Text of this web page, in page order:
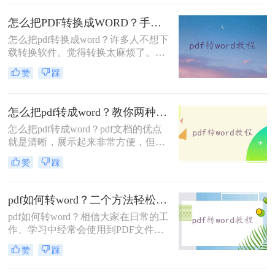
但是PDF文档的应用范围是越来越广
了。无论是PDF文档还是Word文档，
最主要的作用还是为用户们提供方
便，特殊情况下这两种文档是可以互
相转换格式的，那么如何将pdf转换成
word呢？今天就是跟大家分享下两种
怎么把PDF转换成WORD？手把手教你在线转换！
怎么把pdf转换成word？许多人不想下
载转换软件。觉得转换太麻烦了。那
么是否有在线转换方法？当然是有
的，在线pdf转word简单快捷，方便转
赞 踩
怎么把pdf转成word？教你两种PDF文件转换方法！
怎么把pdf转成word？pdf文档的优点
就是清晰，展示起来非常方便，但是
我们的pdf文档中的任何内容都是不能
够进行编辑修改的，如果我们想要修
可以选择格式转换，把pdf文件给转换
为word文档就可以了！下面一起看看
二种方法。
赞 踩
pdf如何转word？二个方法轻松完成！
pdf如何转word？相信大家在日常的工
作、学习中经常会使用到PDF文件，
一般我们都是用它来传输或者是保存
文件的，非常方便。但是也有一个问
赞 踩